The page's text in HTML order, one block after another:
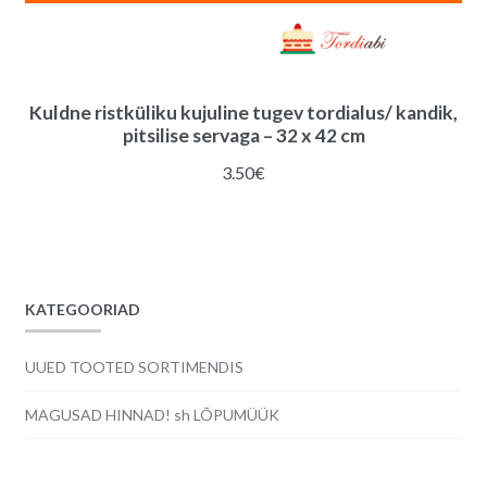
Kuldne ristküliku kujuline tugev tordialus/ kandik,
pitsilise servaga – 32 x 42 cm
3.50€
KATEGOORIAD
UUED TOOTED SORTIMENDIS
MAGUSAD HINNAD! sh LÕPUMÜÜK